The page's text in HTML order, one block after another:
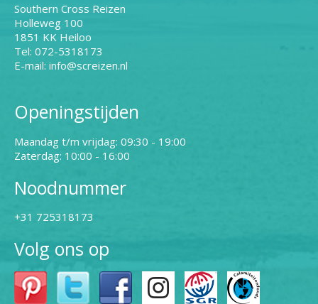
Southern Cross Reizen
Holleweg 100
1851 KK Heiloo
Tel: 072-5318173
E-mail: info@screizen.nl
Openingstijden
Maandag t/m vrijdag: 09:30 - 19:00
Zaterdag: 10:00 - 16:00
Noodnummer
+31 725318173
Volg ons op